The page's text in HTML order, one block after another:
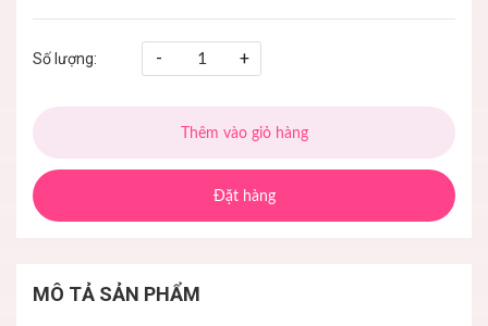
Số lượng: - +
Thêm vào giỏ hàng
Đặt hàng
MÔ TẢ SẢN PHẨM